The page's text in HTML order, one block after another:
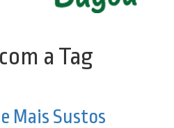
a Tag
Mais Sustos